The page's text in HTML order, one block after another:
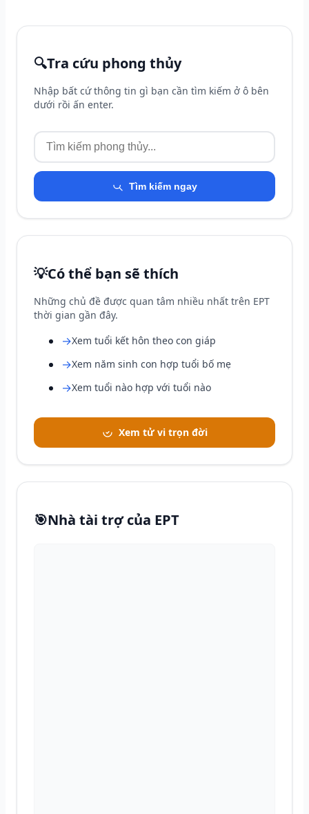
🔍Tra cứu phong thủy
Nhập bất cứ thông tin gì bạn cần tìm kiếm ở ô bên
dưới rồi ấn enter.
Tìm kiếm ngay
💡Có thể bạn sẽ thích
Những chủ đề được quan tâm nhiều nhất trên EPT
thời gian gần đây.
→Xem tuổi kết hôn theo con giáp
→Xem năm sinh con hợp tuổi bố mẹ
→Xem tuổi nào hợp với tuổi nào
Xem tử vi trọn đời
🎯Nhà tài trợ của EPT